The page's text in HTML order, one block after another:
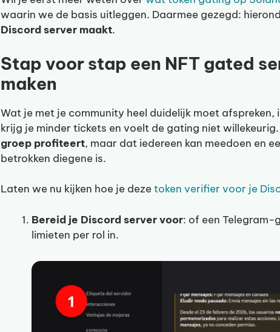
waarin we de basis uitleggen. Daarmee gezegd:
Discord server maakt.
Stap voor stap een NFT gated
maken
Wat je met je community heel duidelijk moet afspreken,
krijg je minder tickets en voelt de gating niet
groep profiteert, maar dat iedereen kan meedoen en
betrokken diegene is.
Laten we nu kijken hoe je dezetoken verifier voor je
Bereid je Discord server voor: of een Telegram-
limieten per rol in.